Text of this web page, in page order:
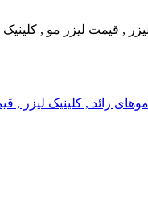
لیزر , قیمت لیزر مو ,
موهای زائد , کلینیک